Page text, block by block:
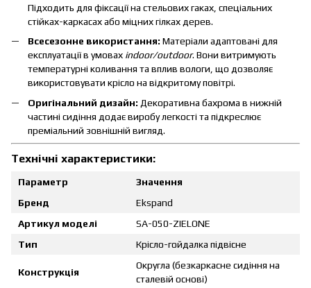
Підходить для фіксації на стельових гаках, спеціальних
стійках-каркасах або міцних гілках дерев.
Всесезонне використання: Матеріали адаптовані для
експлуатації в умовах indoor/outdoor. Вони витримують
температурні коливання та вплив вологи, що дозволяє
використовувати крісло на відкритому повітрі.
Оригінальний дизайн: Декоративна бахрома в нижній
частині сидіння додає виробу легкості та підкреслює
преміальний зовнішній вигляд.
Технічні характеристики:
Параметр
Значення
Бренд
Ekspand
Артикул моделі
SA-050-ZIELONE
Тип
Крісло-гойдалка підвісне
Конструкція
Округла (безкаркасне сидіння на
сталевій основі)